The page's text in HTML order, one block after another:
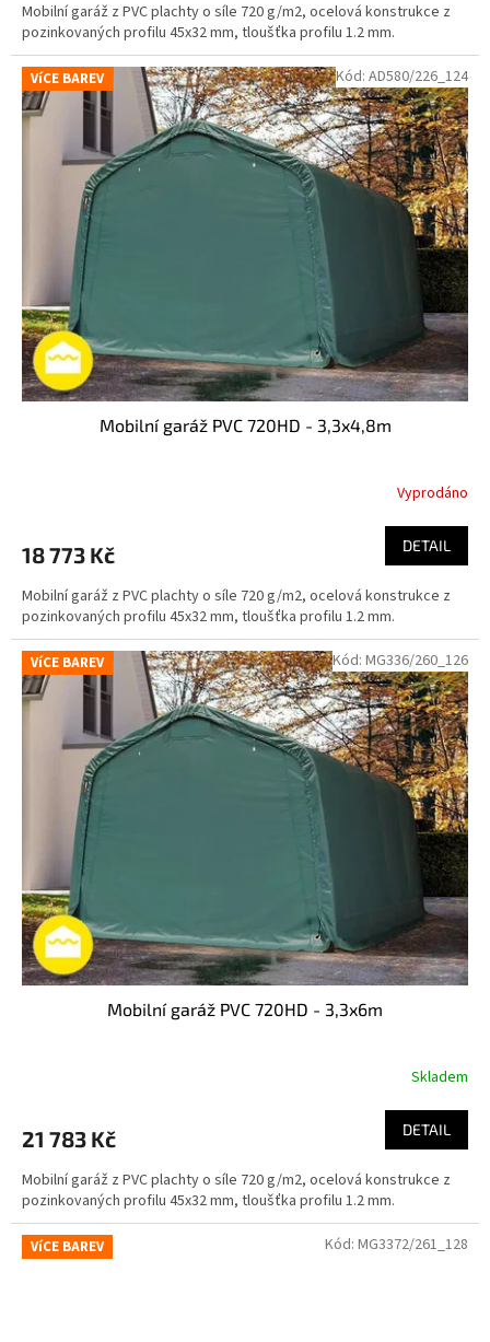
Mobilní garáž z PVC plachty o síle 720 g/m2, ocelová konstrukce z
pozinkovaných profilu 45x32 mm, tloušťka profilu 1.2 mm.
VíCE BAREV
Mobilní garáž PVC 720HD - 3,3x4,8m
Vyprodáno
18 773 Kč DETAIL
Mobilní garáž z PVC plachty o síle 720 g/m2, ocelová konstrukce z
pozinkovaných profilu 45x32 mm, tloušťka profilu 1.2 mm.
Kód: AD580/226_124
VíCE BAREV
Mobilní garáž PVC 720HD - 3,3x6m
Skladem
21 783 Kč DETAIL
Mobilní garáž z PVC plachty o síle 720 g/m2, ocelová konstrukce z
pozinkovaných profilu 45x32 mm, tloušťka profilu 1.2 mm.
Kód: MG336/260_126
VíCE BAREV Kód: MG3372/261_128